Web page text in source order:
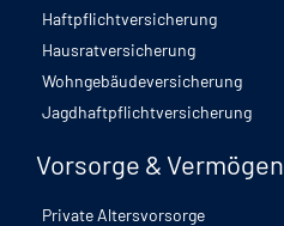
Haftpflichtversicherung
Hausratversicherung
Wohngebäudeversicherung
Jagdhaftpflichtversicherung
Vorsorge & Vermögen
Private Altersvorsorge